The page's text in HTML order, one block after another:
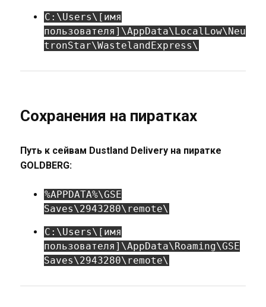
C:\Users\[имя
пользователя]\AppData\LocalLow\Neu
tronStar\WastelandExpress\
Сохранения на пиратках
Путь к сейвам Dustland Delivery на пиратке
GOLDBERG:
%APPDATA%\GSE
Saves\2943280\remote\
C:\Users\[имя
пользователя]\AppData\Roaming\GSE
Saves\2943280\remote\